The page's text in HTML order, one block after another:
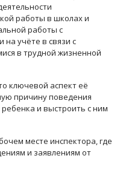
работы в школах и
работы с
учёте в связи с
в трудной жизненной
ключевой аспект её
причину поведения
и выстроить с ним
месте инспектора, где
и заявлениям от